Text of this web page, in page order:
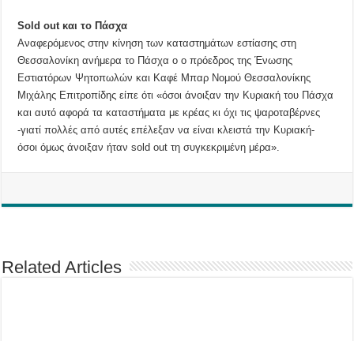
Sold out και το Πάσχα
Αναφερόμενος στην κίνηση των καταστημάτων εστίασης στη
Θεσσαλονίκη ανήμερα το Πάσχα ο ο πρόεδρος της Ένωσης
Εστιατόρων Ψητοπωλών και Καφέ Μπαρ Νομού Θεσσαλονίκης
Μιχάλης Επιτροπίδης είπε ότι «όσοι άνοιξαν την Κυριακή του Πάσχα
και αυτό αφορά τα καταστήματα με κρέας κι όχι τις ψαροταβέρνες
-γιατί πολλές από αυτές επέλεξαν να είναι κλειστά την Κυριακή-
όσοι όμως άνοιξαν ήταν sold out τη συγκεκριμένη μέρα».
Related Articles